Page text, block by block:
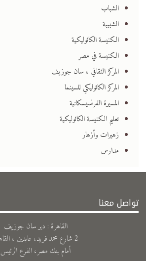
الشباب
الشبيبة
الكنيسة الكاثوليكية
الكنيسة في مصر
المركز الثقافي ، سان جوزيف
المركز الكاثوليكي للسينما
المسيرة الفرنسيسكانية
تعليم الكنيسة الكاثوليكية
زهيرات وأزهار
مدارس
تواصل معنا
القاهرة : دير سان جوزيف
2 شارع محمد فريد، عابدين ، القاهرة
أمام بنك مصر، الفرع الرئيس